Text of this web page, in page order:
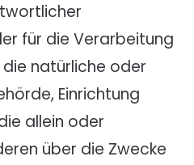
für die Verarbeitung
natürliche oder
Einrichtung
allein oder
über die Zwecke